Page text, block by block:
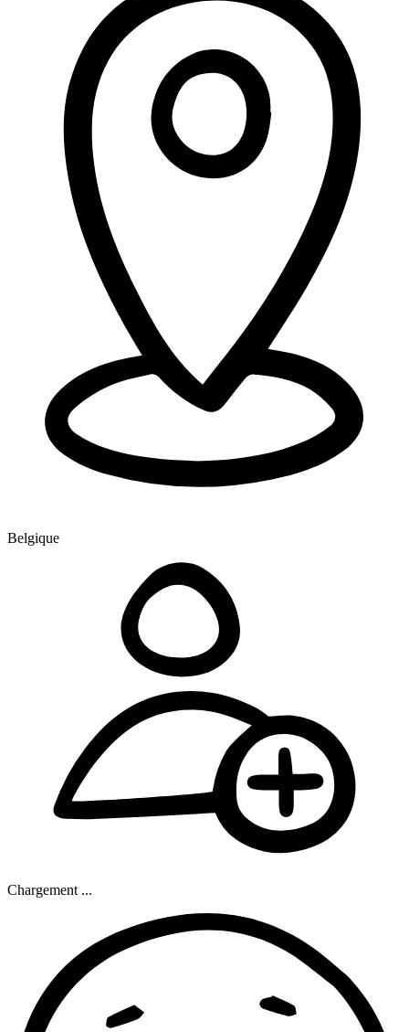
Belgique
Chargement ...